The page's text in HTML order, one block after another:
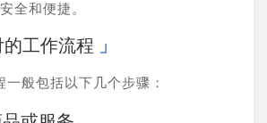
全和便捷。
工作流程
般包括以下几个步骤：